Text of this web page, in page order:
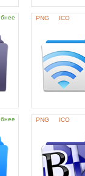
PNG ICO
PNG ICO